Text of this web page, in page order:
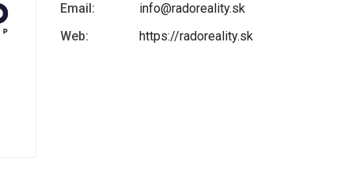
Email:
info@radoreality.sk
Web:
https://radoreality.sk